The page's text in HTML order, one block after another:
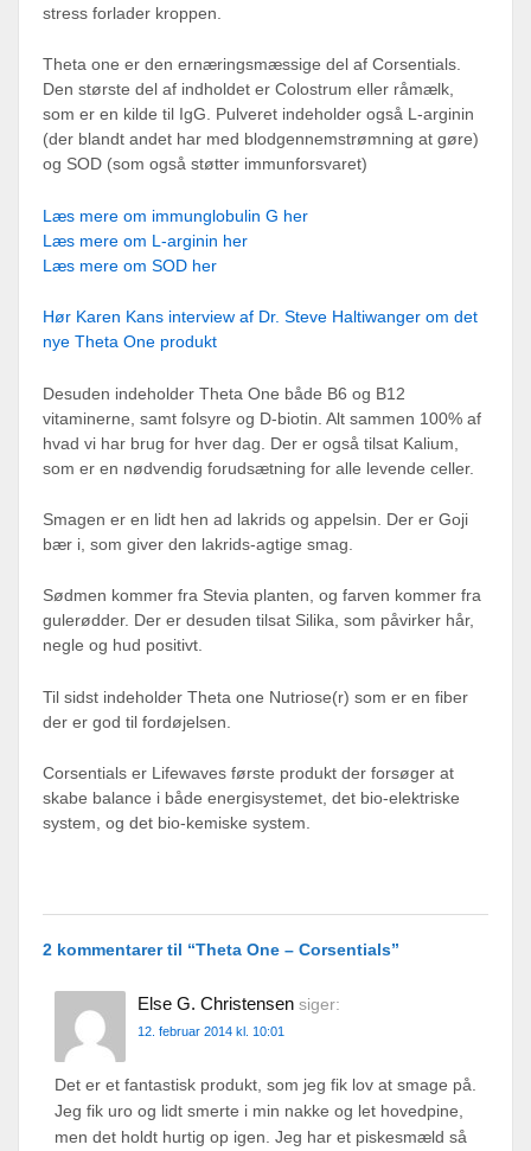
stress forlader kroppen.
Theta one er den ernæringsmæssige del af Corsentials.
Den største del af indholdet er Colostrum eller råmælk,
som er en kilde til IgG. Pulveret indeholder også L-arginin
(der blandt andet har med blodgennemstrømning at gøre)
og SOD (som også støtter immunforsvaret)
Læs mere om immunglobulin G her
Læs mere om L-arginin her
Læs mere om SOD her
Hør Karen Kans interview af Dr. Steve Haltiwanger om det
nye Theta One produkt
Desuden indeholder Theta One både B6 og B12
vitaminerne, samt folsyre og D-biotin. Alt sammen 100% af
hvad vi har brug for hver dag. Der er også tilsat Kalium,
som er en nødvendig forudsætning for alle levende celler.
Smagen er en lidt hen ad lakrids og appelsin. Der er Goji
bær i, som giver den lakrids-agtige smag.
Sødmen kommer fra Stevia planten, og farven kommer fra
gulerødder. Der er desuden tilsat Silika, som påvirker hår,
negle og hud positivt.
Til sidst indeholder Theta one Nutriose(r) som er en fiber
der er god til fordøjelsen.
Corsentials er Lifewaves første produkt der forsøger at
skabe balance i både energisystemet, det bio-elektriske
system, og det bio-kemiske system.
2 kommentarer til “Theta One – Corsentials”
Else G. Christensen siger:
12. februar 2014 kl. 10:01
Det er et fantastisk produkt, som jeg fik lov at smage på.
Jeg fik uro og lidt smerte i min nakke og let hovedpine,
men det holdt hurtig op igen. Jeg har et piskesmæld så